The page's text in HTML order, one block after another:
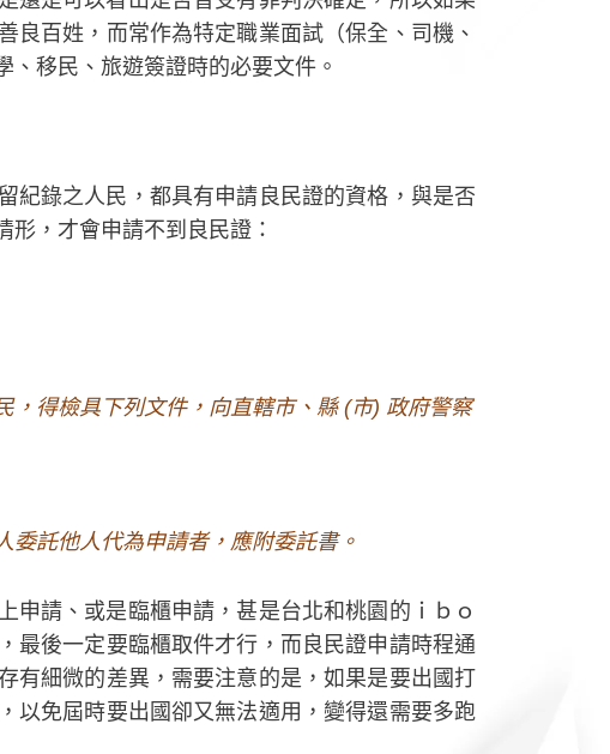
良百姓，而常作為特定職業面試（保全、司機、
移民、旅遊簽證時的必要文件。
紀錄之人民，都具有申請良民證的資格，與是否
，才會申請不到良民證：
得檢具下列文件，向直轄市、縣 (市) 政府警察
託他人代為申請者，應附委託書。
申請、或是臨櫃申請，甚是台北和桃園的ｉｂｏ
最後一定要臨櫃取件才行，而良民證申請時程通
有細微的差異，需要注意的是，如果是要出國打
以免屆時要出國卻又無法適用，變得還需要多跑